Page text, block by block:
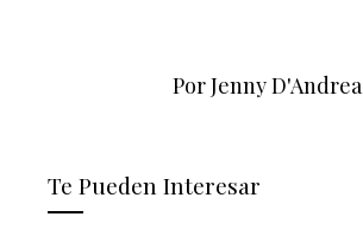
Por Jenny D'Andrea
Te Pueden Interesar